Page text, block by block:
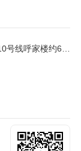
线呼家楼约603米